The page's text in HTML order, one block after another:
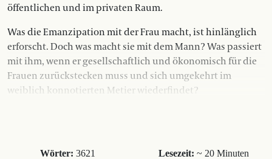
öffentlichen und im privaten Raum.
Was die Emanzipation mit der Frau macht, ist hinlänglich
erforscht. Doch was macht sie mit dem Mann? Was passiert
mit ihm, wenn er gesellschaftlich und ökonomisch für die
Frauen zurückstecken muss und sich umgekehrt im
weiblich konnotierten Metier wiederfindet?
Wörter: 3621 Lesezeit: ~ 20 Minuten